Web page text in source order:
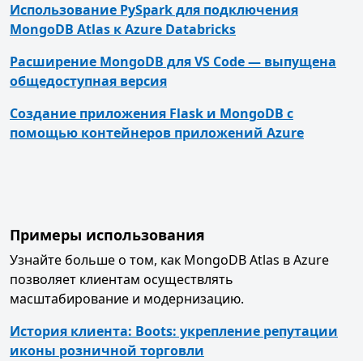
Использование PySpark для подключения
MongoDB Atlas к Azure Databricks
Расширение MongoDB для VS Code — выпущена
общедоступная версия
Создание приложения Flask и MongoDB с
помощью контейнеров приложений Azure
Примеры использования
Узнайте больше о том, как MongoDB Atlas в Azure
позволяет клиентам осуществлять
масштабирование и модернизацию.
История клиента: Boots: укрепление репутации
иконы розничной торговли